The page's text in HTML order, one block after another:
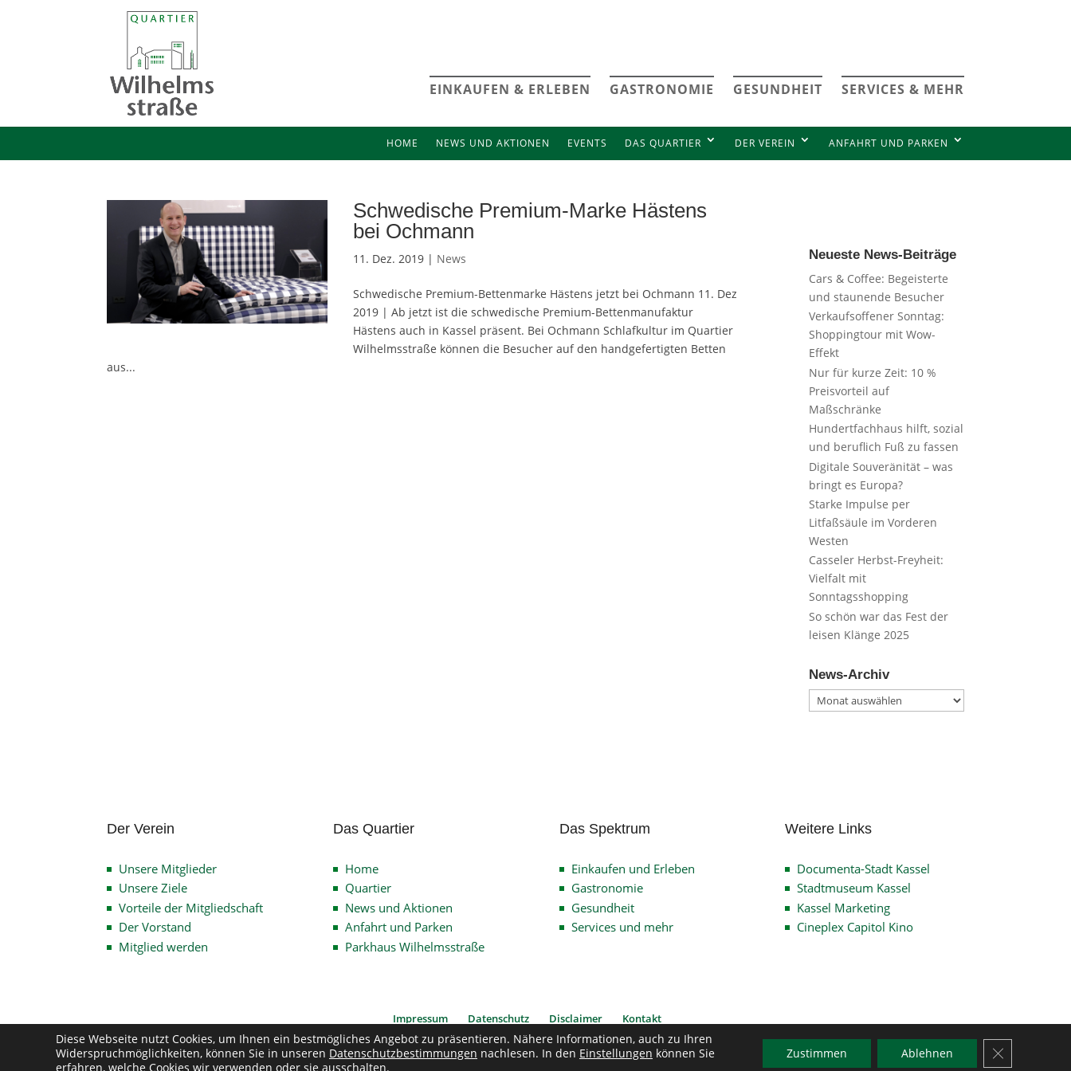
EINKAUFEN & ERLEBEN GASTRONOMIE GESUNDHEIT SERVICES & MEHR
HOME NEWS UND AKTIONEN EVENTS DAS QUARTIER DER VEREIN ANFAHRT UND PARKEN
Schwedische Premium-Marke Hästens
bei Ochmann
11. Dez. 2019 | News
Schwedische Premium-Bettenmarke Hästens jetzt bei Ochmann 11. Dez
2019 | Ab jetzt ist die schwedische Premium-Bettenmanufaktur
Hästens auch in Kassel präsent. Bei Ochmann Schlafkultur im Quartier
Wilhelmsstraße können die Besucher auf den handgefertigten Betten
aus...
Neueste News-Beiträge
Cars & Coffee: Begeisterte
und staunende Besucher
Verkaufsoffener Sonntag:
Shoppingtour mit Wow-
Effekt
Nur für kurze Zeit: 10 %
Preisvorteil auf
Maßschränke
Hundertfachhaus hilft, sozial
und beruflich Fuß zu fassen
Digitale Souveränität – was
bringt es Europa?
Starke Impulse per
Litfaßsäule im Vorderen
Westen
Casseler Herbst-Freyheit:
Vielfalt mit
Sonntagsshopping
So schön war das Fest der
leisen Klänge 2025
News-Archiv
News-
Archiv
Der Verein
Unsere Mitglieder
Unsere Ziele
Vorteile der Mitgliedschaft
Der Vorstand
Mitglied werden
Das Quartier
Home
Quartier
News und Aktionen
Anfahrt und Parken
Parkhaus Wilhelmsstraße
Das Spektrum
Einkaufen und Erleben
Gastronomie
Gesundheit
Services und mehr
Weitere Links
Documenta-Stadt Kassel
Stadtmuseum Kassel
Kassel Marketing
Cineplex Capitol Kino
Impressum Datenschutz Disclaimer Kontakt
Copyright © 2026Verein Quartier Wilhelmsstrasse | Alle Rechte vorbehalten
Diese Webseite nutzt Cookies, um Ihnen ein bestmögliches Angebot zu präsentieren. Nähere Informationen, auch zu Ihren
Widerspruchmöglichkeiten, können Sie in unseren Datenschutzbestimmungen nachlesen. In den Einstellungen können Sie
erfahren, welche Cookies wir verwenden oder sie ausschalten.
Zustimmen Ablehnen GDPR